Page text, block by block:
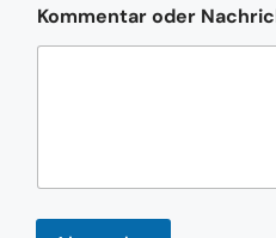
h
m
m
Kommentar oder